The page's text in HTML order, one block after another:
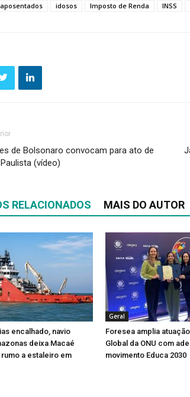
aposentados idosos Imposto de Renda INSS
de Bolsonaro convocam para ato de
(vídeo)
RELACIONADOS MAIS DO AUTOR
encalhado, navio
deixa Macaé
a estaleiro em
Geral
Foresea amplia
Global da ONU com
movimento Educa 2030